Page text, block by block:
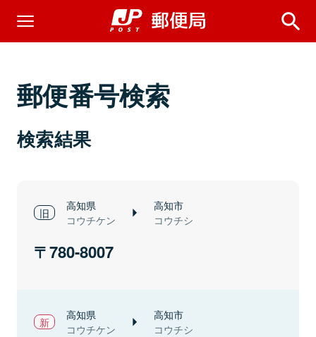
郵便番号検索
検索結果
高知県
コウチケン
高知市
コウチシ
780-8007
高知県
コウチケン
高知市
コウチシ